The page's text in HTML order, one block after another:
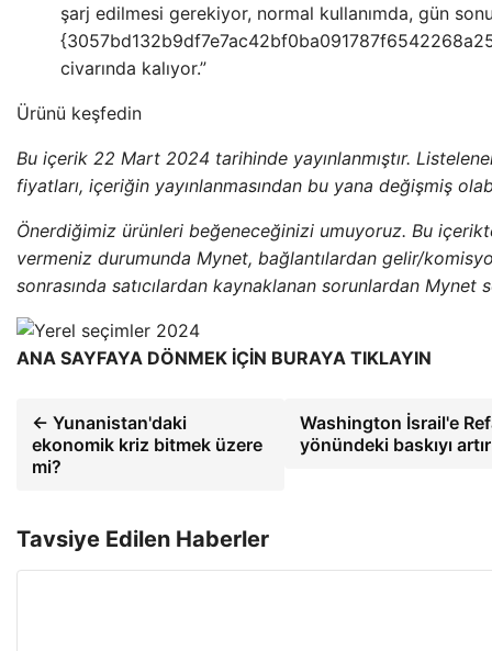
şarj edilmesi gerekiyor, normal kullanımda, gün
civarında kalıyor.”
Ürünü keşfedin
Bu içerik 22 Mart 2024 tarihinde yayınlanmıştır.
fiyatları, içeriğin yayınlanmasından bu yana değişmiş
Önerdiğimiz ürünleri beğeneceğinizi umuyoruz. Bu
vermeniz durumunda Mynet, bağlantılardan gelir/
sonrasında satıcılardan kaynaklanan sorunlardan Mynet
ANA SAYFAYA DÖNMEK İÇİN BURAYA TIKLAYIN
← Yunanistan'daki
ekonomik kriz bitmek üzere
mi?
Washington İsrail'e
yönündeki baskıyı
Tavsiye Edilen Haberler